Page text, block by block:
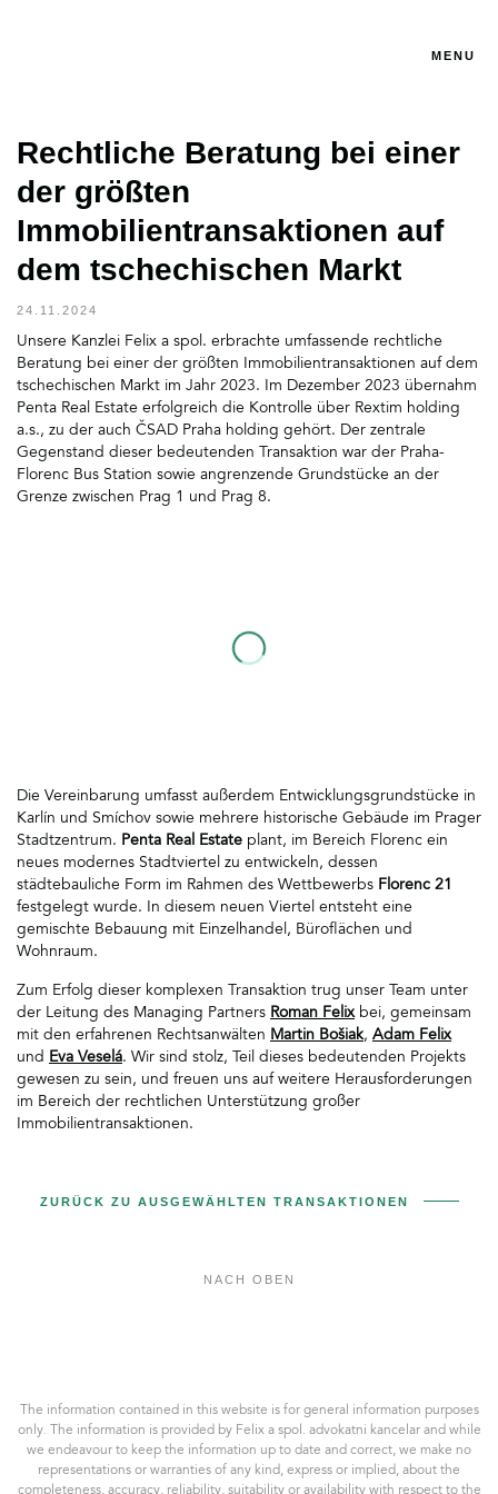
MENU
Rechtliche Beratung bei einer
der größten
Immobilientransaktionen auf
dem tschechischen Markt
24.11.2024
Unsere Kanzlei Felix a spol. erbrachte umfassende rechtliche
Beratung bei einer der größten Immobilientransaktionen auf dem
tschechischen Markt im Jahr 2023. Im Dezember 2023 übernahm
Penta Real Estate erfolgreich die Kontrolle über Rextim holding
a.s., zu der auch ČSAD Praha holding gehört. Der zentrale
Gegenstand dieser bedeutenden Transaktion war der Praha-
Florenc Bus Station sowie angrenzende Grundstücke an der
Grenze zwischen Prag 1 und Prag 8.
Die Vereinbarung umfasst außerdem Entwicklungsgrundstücke in
Karlín und Smíchov sowie mehrere historische Gebäude im Prager
Stadtzentrum. Penta Real Estate plant, im Bereich Florenc ein
neues modernes Stadtviertel zu entwickeln, dessen
städtebauliche Form im Rahmen des Wettbewerbs Florenc 21
festgelegt wurde. In diesem neuen Viertel entsteht eine
gemischte Bebauung mit Einzelhandel, Büroflächen und
Wohnraum.
Zum Erfolg dieser komplexen Transaktion trug unser Team unter
der Leitung des Managing Partners Roman Felixbei, gemeinsam
mit den erfahrenen Rechtsanwälten Martin Bošiak, Adam Felix
und Eva Veselá. Wir sind stolz, Teil dieses bedeutenden Projekts
gewesen zu sein, und freuen uns auf weitere Herausforderungen
im Bereich der rechtlichen Unterstützung großer
Immobilientransaktionen.
ZURÜCK ZU AUSGEWÄHLTEN TRANSAKTIONEN
NACH OBEN
s.r.o.
The information contained in this website is for general information purposes
only. The information is provided by Felix a spol. advokatni kancelar and while
we endeavour to keep the information up to date and correct, we make no
representations or warranties of any kind, express or implied, about the
completeness, accuracy, reliability, suitability or availability with respect to the